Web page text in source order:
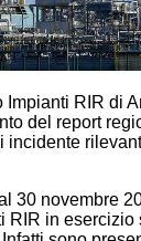
Impianti RIR di
del report
incidente
30 novembre
RIR in esercizio